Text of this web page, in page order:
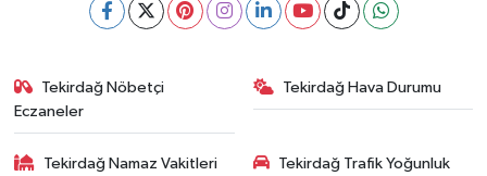
Tekirdağ Nöbetçi
Eczaneler
Tekirdağ Hava Durumu
Tekirdağ Namaz Vakitleri
Tekirdağ Trafik Yoğunluk